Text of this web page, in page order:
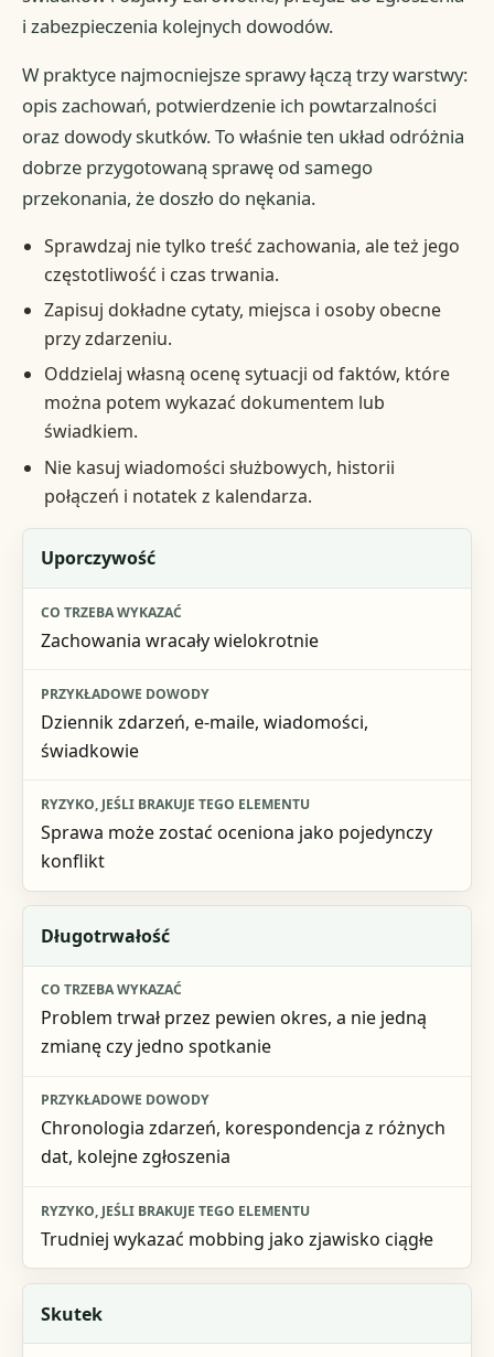
i zabezpieczenia kolejnych dowodów.
W praktyce najmocniejsze sprawy łączą trzy warstwy:
opis zachowań, potwierdzenie ich powtarzalności
oraz dowody skutków. To właśnie ten układ odróżnia
dobrze przygotowaną sprawę od samego
przekonania, że doszło do nękania.
Sprawdzaj nie tylko treść zachowania, ale też jego
częstotliwość i czas trwania.
Zapisuj dokładne cytaty, miejsca i osoby obecne
przy zdarzeniu.
Oddzielaj własną ocenę sytuacji od faktów, które
można potem wykazać dokumentem lub
świadkiem.
Nie kasuj wiadomości służbowych, historii
połączeń i notatek z kalendarza.
Element
Co trzeba wykazać
Przykładowe dowody
Ryzyko, jeśli brakuje tego elementu
Uporczywość
Zachowania wracały wielokrotnie
Dziennik zdarzeń, e-maile, wiadomości,
świadkowie
Sprawa może zostać oceniona jako pojedynczy
konflikt
Długotrwałość
Problem trwał przez pewien okres, a nie jedną
zmianę czy jedno spotkanie
Chronologia zdarzeń, korespondencja z różnych
dat, kolejne zgłoszenia
Trudniej wykazać mobbing jako zjawisko ciągłe
Skutek